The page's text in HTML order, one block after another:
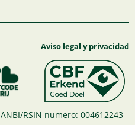
d
Aviso legal y privacidad
ANBI/RSIN numero: 004612243